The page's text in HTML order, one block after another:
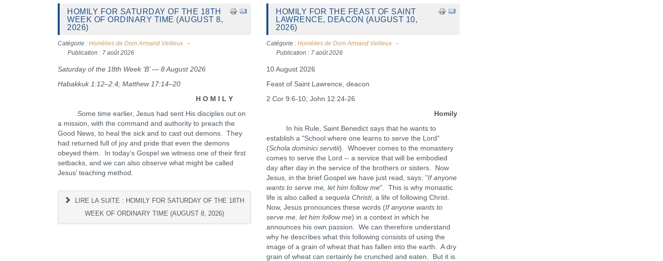
HOMILY FOR SATURDAY OF THE 18TH
WEEK OF ORDINARY TIME (AUGUST 8,
2026)
Catégorie : Homélies de Dom Armand Veilleux
Publication : 7 août 2026
Saturday of the 18th Week ‘B’ — 8 August 2026
Habakkuk 1:12–2:4; Matthew 17:14–20
H O M I L Y
Some time earlier, Jesus had sent His disciples out on
a mission, with the command and authority to preach the
Good News, to heal the sick and to cast out demons. They
had returned full of joy and pride that even the demons
obeyed them. In today’s Gospel we witness one of their first
setbacks, and we can also observe what might be called
Jesus’ teaching method.
LIRE LA SUITE : HOMILY FOR SATURDAY OF THE 18TH
WEEK OF ORDINARY TIME (AUGUST 8, 2026)
HOMILY FOR THE FEAST OF SAINT
LAWRENCE, DEACON (AUGUST 10,
2026)
Catégorie :Homélies de Dom Armand Veilleux
Publication : 7 août 2026
10 August 2026
Feast of Saint Lawrence, deacon
2 Cor 9:6-10; John 12:24-26
Homily
In his Rule, Saint Benedict says that he wants to
establish a "School where one learns to serve the Lord"
(Schola dominici servitii). Whoever comes to the monastery
comes to serve the Lord -- a service that will be embodied
day after day in the service of the brothers or sisters. Now
Jesus, in the brief Gospel we have just read, says: "If anyone
wants to serve me, let him follow me". This is why monastic
life is also called asequela Christi, a life of following Christ.
Now, Jesus pronounces these words (If anyone wants to
serve me, let him follow me) in a context in which he
announces his own passion. We can therefore understand
why he describes what this following consists of using the
image of a grain of wheat that has fallen into the earth. A dry
grain of wheat can certainly be crunched and eaten. But it is